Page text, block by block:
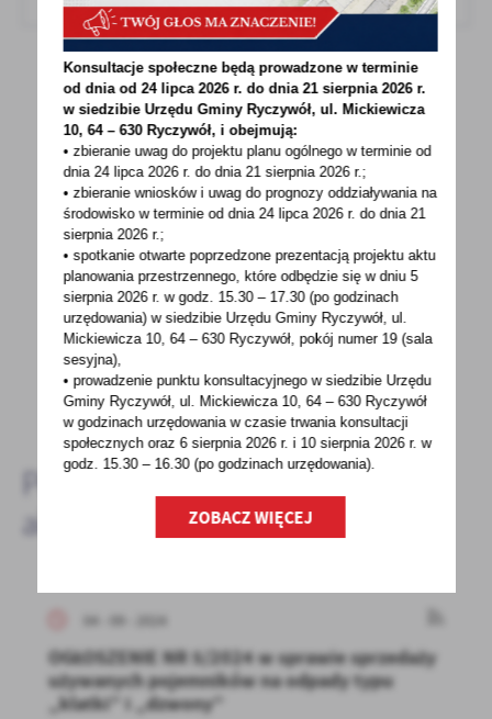
POWRÓT UDOSTĘPNIJ
POPRZEDNI NASTĘPNY
Spodobała Ci się informacja? Zostaw nam swoją opinię
- to dla Ciebie staramy się być najlepsi, a Twoje zdanie
bardzo nam w tym pomoże!
DODAJ KOMENTARZ
Pozostałe
aktualności
04 - 09 - 2024
OGŁOSZENIE NR 5/2024 w sprawie sprzedaży
używanych pojemników na odpady typu
„klatki” i „dzwony”
Konsultacje społeczne będą prowadzone w terminie
od dnia od 24 lipca 2026 r. do dnia 21 sierpnia 2026 r.
w siedzibie Urzędu Gminy Ryczywół, ul. Mickiewicza
10, 64 – 630 Ryczywół, i obejmują:
• zbieranie uwag do projektu planu ogólnego w terminie od
dnia 24 lipca 2026 r. do dnia 21 sierpnia 2026 r.;
• zbieranie wniosków i uwag do prognozy oddziaływania na
środowisko w terminie od dnia 24 lipca 2026 r. do dnia 21
sierpnia 2026 r.;
• spotkanie otwarte poprzedzone prezentacją projektu aktu
planowania przestrzennego, które odbędzie się w dniu 5
sierpnia 2026 r.w godz. 15.30 – 17.30 (po godzinach
urzędowania) w siedzibie Urzędu Gminy Ryczywół, ul.
Mickiewicza 10, 64 – 630 Ryczywół, pokójnumer 19 (sala
sesyjna),
• prowadzenie punktu konsultacyjnego w siedzibie Urzędu
Gminy Ryczywół, ul. Mickiewicza 10, 64 – 630 Ryczywół
w godzinachurzędowania w czasie trwania konsultacji
społecznych oraz 6 sierpnia 2026 r. i 10 sierpnia 2026 r. w
godz. 15.30 – 16.30 (po godzinachurzędowania).
ZOBACZ WIĘCEJ